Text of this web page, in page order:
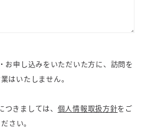
申し込みをいただいた方に、訪問を
はいたしません。
きましては、 個人情報取扱方針をご
さい。